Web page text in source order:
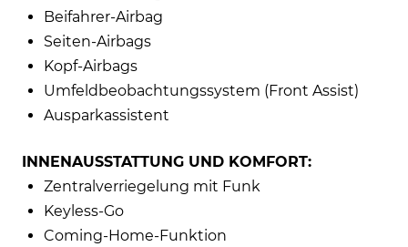
Beifahrer-Airbag
Seiten-Airbags
Kopf-Airbags
Umfeldbeobachtungssystem (Front Assist)
Ausparkassistent
INNENAUSSTATTUNG UND KOMFORT:
Zentralverriegelung mit Funk
Keyless-Go
Coming-Home-Funktion